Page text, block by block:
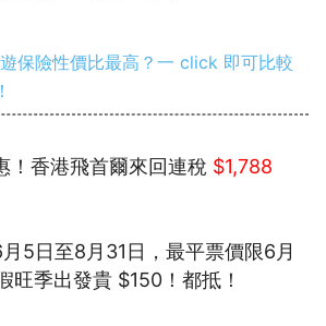
保險性價比最高？一 click 即可比較
！香港飛首爾來回連稅 $1,788
5日至8月31日，最平票價限6月
旺季出發貴 $150！都抵！